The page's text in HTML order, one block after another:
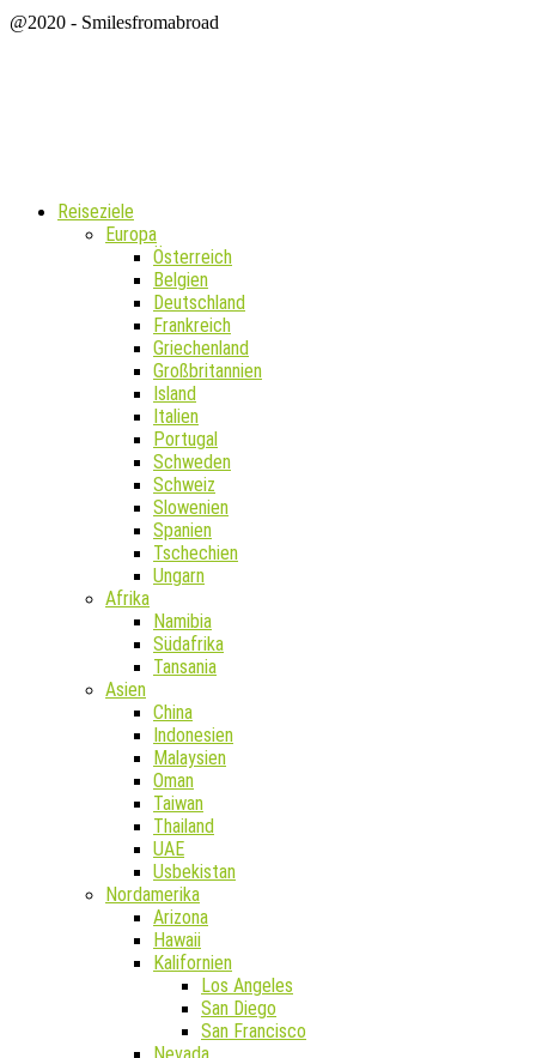
@2020 - Smilesfromabroad
Reiseziele
Europa
Österreich
Belgien
Deutschland
Frankreich
Griechenland
Großbritannien
Island
Italien
Portugal
Schweden
Schweiz
Slowenien
Spanien
Tschechien
Ungarn
Afrika
Namibia
Südafrika
Tansania
Asien
China
Indonesien
Malaysien
Oman
Taiwan
Thailand
UAE
Usbekistan
Nordamerika
Arizona
Hawaii
Kalifornien
Los Angeles
San Diego
San Francisco
Nevada